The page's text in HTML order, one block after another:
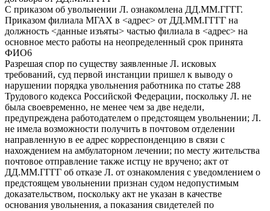
С приказом об увольнении Л. ознакомлена ДД.ММ.ГГГГ.
Приказом филиала МГАХ в <адрес> от ДД.ММ.ГГГГ на
должность <данные изъяты> частью филиала в <адрес> на
основное место работы на неопределенный срок принята
ФИО6
Разрешая спор по существу заявленные Л. исковых
требований, суд первой инстанции пришел к выводу о
нарушении порядка увольнения работника по статье 288
Трудового кодекса Российской Федерации, поскольку Л. не
была своевременно, не менее чем за две недели,
предупреждена работодателем о предстоящем увольнении; Л.
не имела возможности получить в почтовом отделении
направленную в ее адрес корреспонденцию в связи с
нахождением на амбулаторном лечении; по месту жительства
почтовое отправление также истцу не вручено; акт от
ДД.ММ.ГГГГ об отказе Л. от ознакомления с уведомлением о
предстоящем увольнении признан судом недопустимым
доказательством, поскольку акт не указан в качестве
основания увольнения, а показания свидетелей по